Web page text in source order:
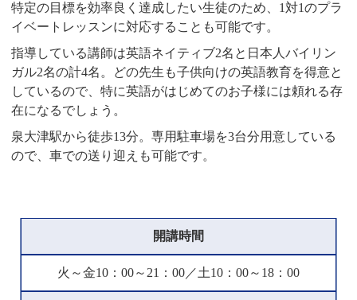
特定の目標を効率良く達成したい生徒のため、1対1のプラ
イベートレッスンに対応することも可能です。
指導している講師は英語ネイティブ2名と日本人バイリン
ガル2名の計4名。どの先生も子供向けの英語教育を得意と
しているので、特に英語がはじめてのお子様には頼れる存
在になるでしょう。
泉大津駅から徒歩13分。専用駐車場を3台分用意している
ので、車での送り迎えも可能です。
開講時間
火～金10：00～21：00／土10：00～18：00